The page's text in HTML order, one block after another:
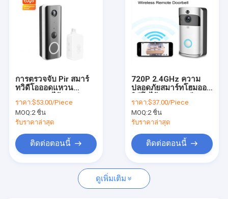
ผลิตภัณฑ์
เกี่ยวกับเรา
ทัวร์โรงงาน
ติดต่อเรา
ข่าว
ทุกกรณี
ความปลอดภัย สมาร์ทโฮม
การตรวจจับ Pir สมาร์
ทวิดีโอออดแหวน
มอง Cam Door Bell
ราคา:$53.00/Piece
MOQ:2 ชิ้น
รับราคาล่าสุด
ติดต่อตอนนี้
720P 2.4GHz ความ
ปลอดภัยสมาร์ทโฮมออด
ไทม์
ราคา:$37.00/Piece
MOQ:2 ชิ้น
รับราคาล่าสุด
ติดต่อตอนนี้
ดูเพิ่มเติม